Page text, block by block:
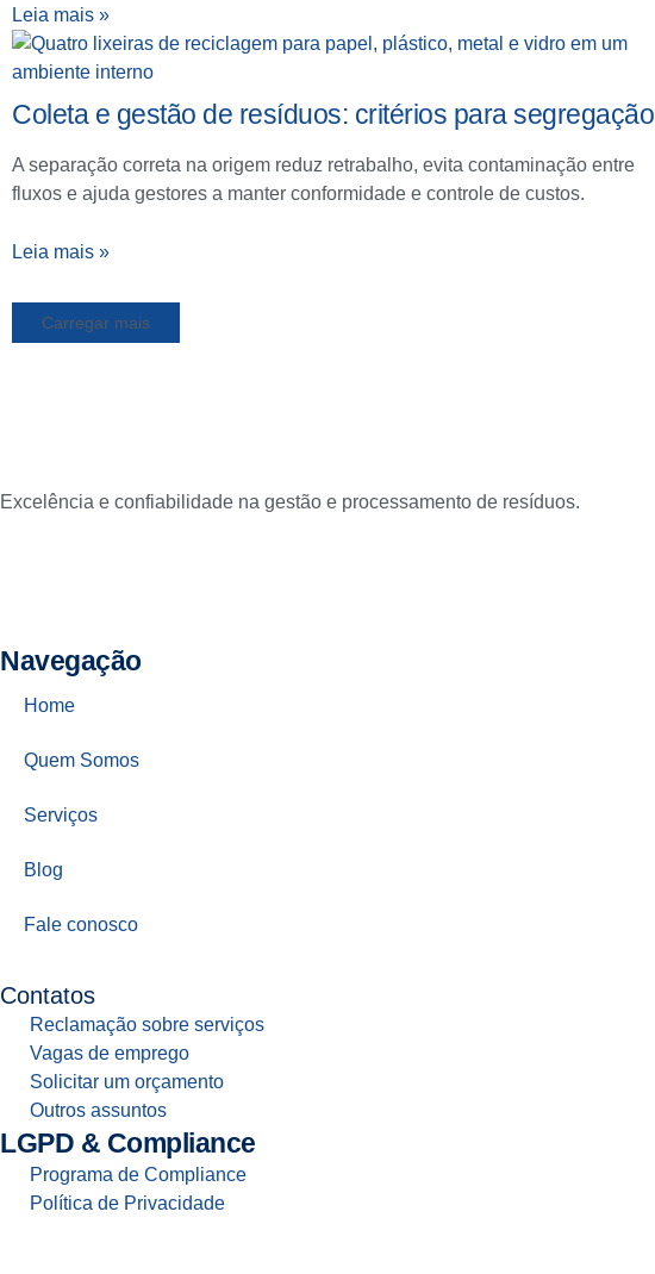
Leia mais »
Coleta e gestão de resíduos: critérios para segregação
A separação correta na origem reduz retrabalho, evita contaminação entre
fluxos e ajuda gestores a manter conformidade e controle de custos.
Leia mais »
Carregar mais
Excelência e confiabilidade na gestão e processamento de resíduos.
Navegação
Home
Quem Somos
Serviços
Blog
Fale conosco
Contatos
Reclamação sobre serviços
Vagas de emprego
Solicitar um orçamento
Outros assuntos
LGPD & Compliance
Programa de Compliance
Política de Privacidade